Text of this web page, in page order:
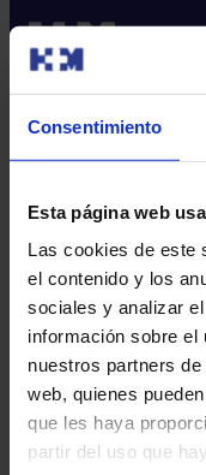
Consentimiento
Esta página web
Las cookies de este
el contenido y los
sociales y analizar
información sobre el
nuestros partners
web, quienes
que les haya
partir del uso que
Excelencia y calidad​
Trabaja con nosotros​
Rincón del accionista​
Más HM Hospitales
Fundación HM​
Centro Universitario
Instituto HM Hospitales​